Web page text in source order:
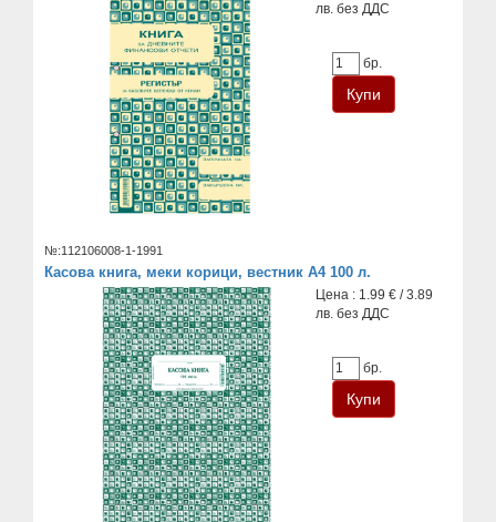
лв. без ДДС
бр.
№:112106008-1-1991
Касова книга, меки корици, вестник А4 100 л.
Цена : 1.99 € / 3.89
лв. без ДДС
бр.